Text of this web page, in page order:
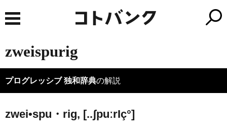
zweispurig
プログレッシブ 独和辞典の解説
zwei•spu・rig, [..ʃpuːrIç°]